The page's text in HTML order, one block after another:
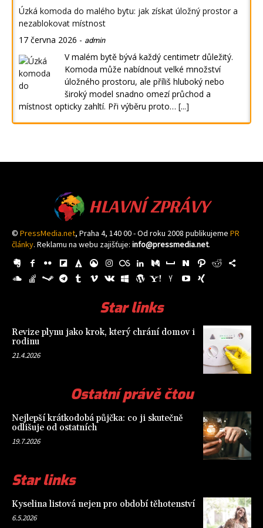
Úzká komoda do malého bytu: jak získat úložný prostor a
nezablokovat místnost
17 června 2026 - admin
V malém bytě bývá každý centimetr důležitý.
Komoda může nabídnout velké množství
úložného prostoru, ale příliš hluboký nebo
široký model snadno omezí průchod a
místnost opticky zahltí. Při výběru proto… [...]
HLAVNÍ ZPRÁVY
© PressMedia.net, Praha 4, 140 00 - Od roku 2008 publikujeme PR
články. Reklamu na webu zajišťuje: info@pressmedia.net.
Star links
Revize plynu jako krok, který chrání domov i
rodinu
21.4.2026
Ostatní právě čtou
Nejlepší krátkodobá půjčka: co ji skutečně
odlišuje od ostatních
19.7.2026
Star links
Kyselina listová nejen pro období těhotenství
6.5.2026